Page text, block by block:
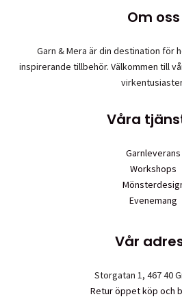
Om oss
Garn & Mera är din destination för
inspirerande tillbehör. Välkommen till
Våra
Garnleverans
Workshops
Evenemang
Vår
Storgatan 1, 467 40
Retur öppet köp och